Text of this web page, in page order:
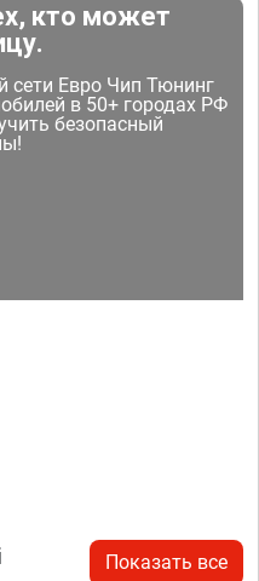
кто может
сети Евро Чип Тюнинг
в 50+ городах РФ
безопасный
Показать все